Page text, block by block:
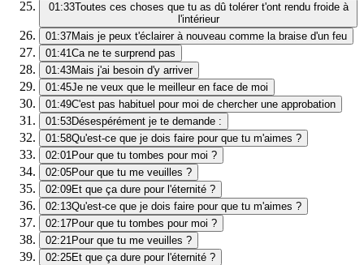
01:33Toutes ces choses que tu as dû tolérer t'ont rendu froide à
l'intérieur
01:37Mais je peux t'éclairer à nouveau comme la braise d'un feu
01:41Ca ne te surprend pas
01:43Mais j'ai besoin d'y arriver
01:45Je ne veux que le meilleur en face de moi
01:49C'est pas habituel pour moi de chercher une approbation
01:53Désespérément je te demande :
01:58Qu'est-ce que je dois faire pour que tu m'aimes ?
02:01Pour que tu tombes pour moi ?
02:05Pour que tu me veuilles ?
02:09Et que ça dure pour l'éternité ?
02:13Qu'est-ce que je dois faire pour que tu m'aimes ?
02:17Pour que tu tombes pour moi ?
02:21Pour que tu me veuilles ?
02:25Et que ça dure pour l'éternité ?